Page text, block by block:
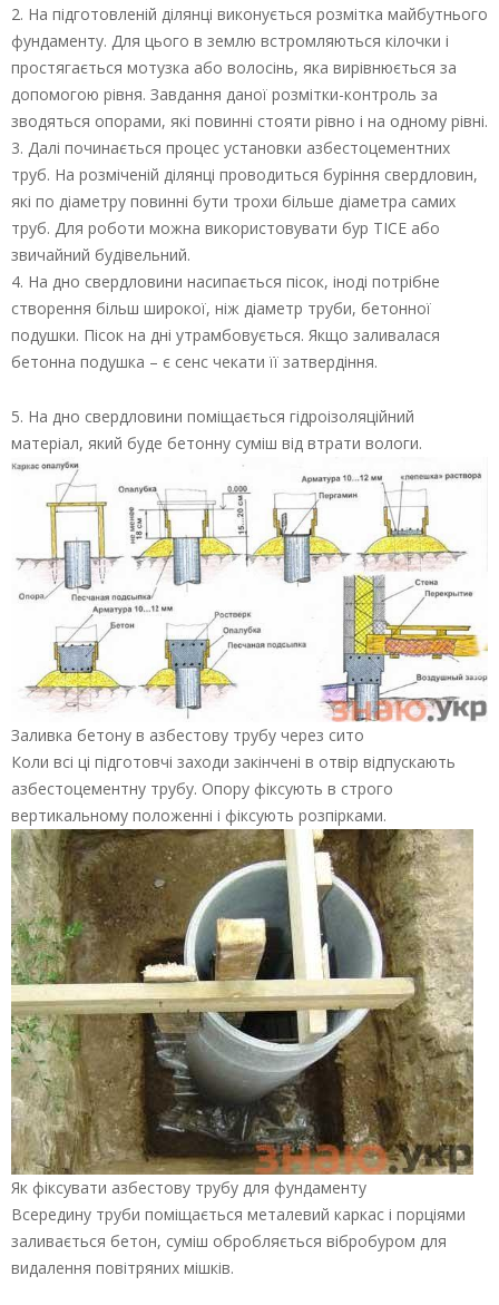
2. На підготовленій ділянці виконується розмітка майбутнього
фундаменту. Для цього в землю встромляються кілочки і
простягається мотузка або волосінь, яка вирівнюється за
допомогою рівня. Завдання даної розмітки-контроль за
зводяться опорами, які повинні стояти рівно і на одному рівні.
3. Далі починається процес установки азбестоцементних
труб. На розміченій ділянці проводиться буріння свердловин,
які по діаметру повинні бути трохи більше діаметра самих
труб. Для роботи можна використовувати бур ТІСЕ або
звичайний будівельний.
4. На дно свердловини насипається пісок, іноді потрібне
створення більш широкої, ніж діаметр труби, бетонної
подушки. Пісок на дні утрамбовується. Якщо заливалася
бетонна подушка – є сенс чекати її затвердіння.
5. На дно свердловини поміщається гідроізоляційний
матеріал, який буде бетонну суміш від втрати вологи.
Заливка бетону в азбестову трубу через сито
Коли всі ці підготовчі заходи закінчені в отвір відпускають
азбестоцементну трубу. Опору фіксують в строго
вертикальному положенні і фіксують розпірками.
Як фіксувати азбестову трубу для фундаменту
Всередину труби поміщається металевий каркас і порціями
заливається бетон, суміш обробляється вібробуром для
видалення повітряних мішків.